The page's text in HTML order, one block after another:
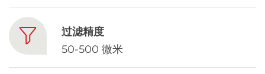
过滤精度
50-500 微米